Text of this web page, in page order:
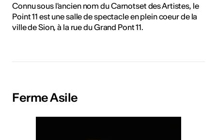
Connu sous l'ancien nom du Carnotset des Artistes, le
Point 11 est une salle de spectacle en plein coeur de la
ville de Sion, à la rue du Grand Pont 11.
Ferme Asile